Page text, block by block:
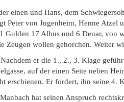
einen und Hans, dem
Peter von Jugenheim, Henne Atzel
Gulden 17 Albus und 6 Denar, von
Zeugen wollen gehorchen. Weiter
er die 1., 2., 3. Klage
auf der einen Seite neben
erschienen. Er fordert, ihn seine 4.
hat seinen Anspruch